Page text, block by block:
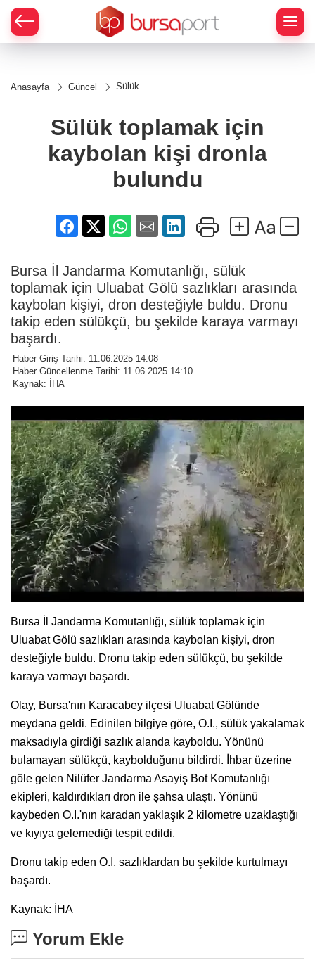
Anasayfa Güncel
Sülük
kaybolan
kişi
bulundu
Sülük toplamak için
kaybolan kişi dronla
bulundu
Bursa İl Jandarma Komutanlığı, sülük
toplamak için Uluabat Gölü sazlıkları arasında
kaybolan kişiyi, dron desteğiyle buldu. Dronu
takip eden sülükçü, bu şekilde karaya varmayı
başardı.
Haber Giriş Tarihi: 11.06.2025 14:08
Haber Güncellenme Tarihi: 11.06.2025 14:10
Kaynak: İHA
Bursa İl Jandarma Komutanlığı, sülük toplamak için
Uluabat Gölü sazlıkları arasında kaybolan kişiyi, dron
desteğiyle buldu. Dronu takip eden sülükçü, bu şekilde
karaya varmayı başardı.
Olay, Bursa'nın Karacabey ilçesi Uluabat Gölünde
meydana geldi. Edinilen bilgiye göre, O.I., sülük yakalamak
maksadıyla girdiği sazlık alanda kayboldu. Yönünü
bulamayan sülükçü, kaybolduğunu bildirdi. İhbar üzerine
göle gelen Nilüfer Jandarma Asayiş Bot Komutanlığı
ekipleri, kaldırdıkları dron ile şahsa ulaştı. Yönünü
kaybeden O.I.'nın karadan yaklaşık 2 kilometre uzaklaştığı
ve kıyıya gelemediği tespit edildi.
Dronu takip eden O.I, sazlıklardan bu şekilde kurtulmayı
başardı.
Kaynak: İHA
Yorum Ekle